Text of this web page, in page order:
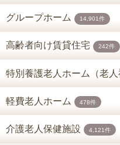
グループホーム 14,901件
高齢者向け賃貸住宅 242件
特別養護老人ホーム（老人
軽費老人ホーム 478件
介護老人保健施設 4,121件